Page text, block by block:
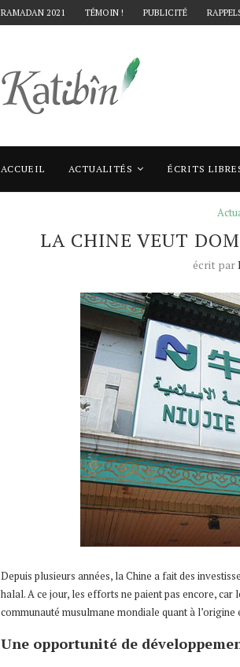
RAMADAN 2021 TÉMOIN ! PUBLICITÉ
ACCUEIL ACTUALITÉS ÉCRITS
Accueil Actualités La Chine veut
LA CHINE VEUT
écrit par
Depuis plusieurs années, la Chine a fait des
halal. A ce jour, les efforts ne paient pas encore,
communauté musulmane mondiale quant à
Une opportunité de